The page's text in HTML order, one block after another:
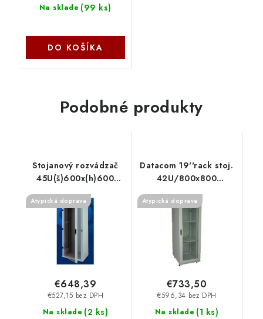
Na sklade (99 ks)
DO KOŠÍKA
Podobné produkty
Stojanový rozvádzač
45U(š)600x(h)600
RMA-45-A66-CAX-N1
Triton
Atypická doprava
Na sklade (2 ks)
€527,15 bez DPH
€648,39
Datacom 19''rack stoj.
42U/800x800
Rozebíratelný 72365
DATACOM
Atypická doprava
Na sklade (1 ks)
€596,34 bez DPH
€733,50